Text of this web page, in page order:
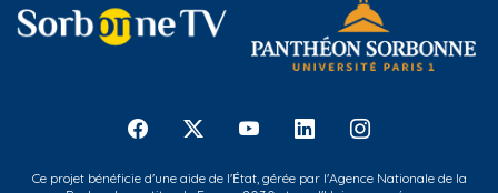
Ce projet bénéficie d'une aide de l'État, gérée par l'Agence Nationale de la